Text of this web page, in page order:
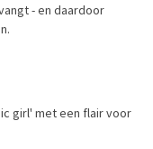
- en daardoor
girl' met een flair voor